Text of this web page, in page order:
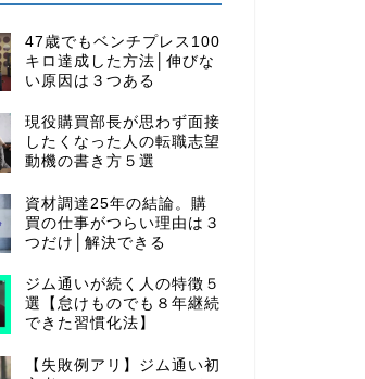
47歳でもベンチプレス100
キロ達成した方法│伸びな
い原因は３つある
現役購買部長が思わず面接
したくなった人の転職志望
動機の書き方５選
資材調達25年の結論。購
買の仕事がつらい理由は３
つだけ│解決できる
ジム通いが続く人の特徴５
選【怠けものでも８年継続
できた習慣化法】
【失敗例アリ】ジム通い初